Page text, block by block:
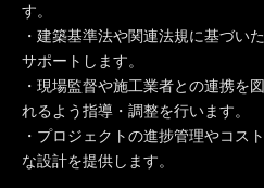
す。
・建築基準法や関連法規に基づい
サポートします。
・現場監督や施工業者との連携を
れるよう指導・調整を行います。
・プロジェクトの進捗管理やコス
な設計を提供します。